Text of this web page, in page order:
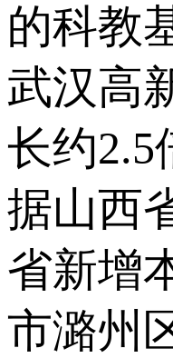
的科教
武汉高
长约
据山西
省新增
市潞州